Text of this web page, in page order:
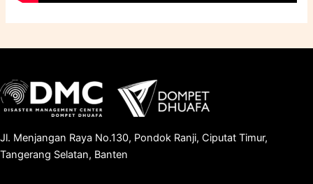
Jl. Menjangan Raya No.130, Pondok Ranji, Ciputat Timur,
Tangerang Selatan, Banten